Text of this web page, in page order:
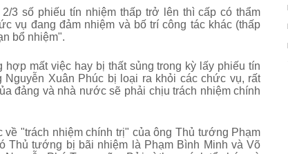
3 số phiếu tín nhiệm thấp trở lên thì cấp có thẩm
vụ đang đảm nhiệm và bố trí công tác khác (thấp
bổ nhiệm".
mất việc hay bị thất sủng trong kỳ lấy phiếu tín
Xuân Phúc bị loại ra khỏi các chức vụ, rất
đảng và nhà nước sẽ phải chịu trách nhiệm chính
"trách nhiệm chính trị" của ông Thủ tướng Phạm
Thủ tướng bị bãi nhiệm là Phạm Bình Minh và Võ